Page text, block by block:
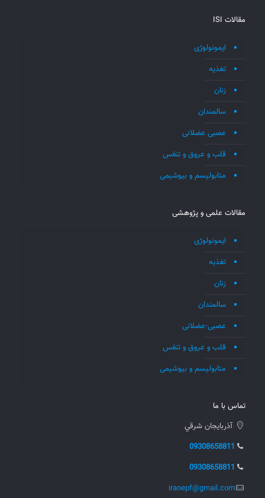
مقالات ISI
ایمونولوژی
تغذیه
زنان
سالمندان
عصبی عضلانی
قلب و عروق و تنفس
متابولیسم و بیوشیمی
مقالات علمی و پژوهشی
ایمونولوژی
تغذیه
زنان
سالمندان
عصبی-عضلانی
قلب و عروق و تنفس
متابولیسم و بیوشیمی
تماس با ما
آذربايجان شرقي
09308658811
09308658811
iranepf@gmail.com